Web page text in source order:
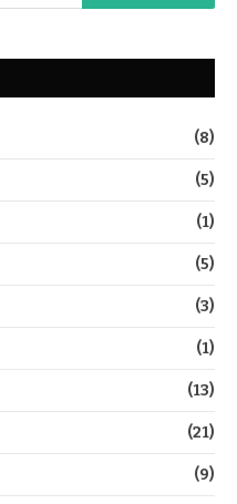
(8)
(5)
(1)
(5)
(3)
(1)
(13)
(21)
(9)